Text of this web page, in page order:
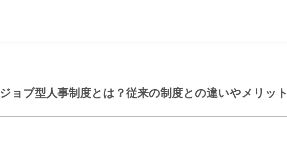
ジョブ型人事制度とは？従来の制度との違いやメリッ